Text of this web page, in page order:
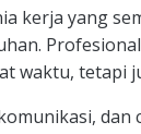
kerja yang
waktu, tetapi